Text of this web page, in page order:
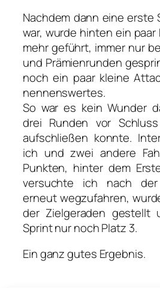
Nachdem dann eine erste
war, wurde hinten ein
mehr geführt, immer nur
und Prämienrunden
noch ein paar kleine
nennenswertes.
So war es kein Wunder
drei Runden vor
aufschließen konnte.
ich und zwei andere
Punkten, hinter dem
versuchte ich nach
erneut wegzufahren,
der Zielgeraden gestellt
Sprint nur noch Platz 3.
Ein ganz gutes Ergebnis.